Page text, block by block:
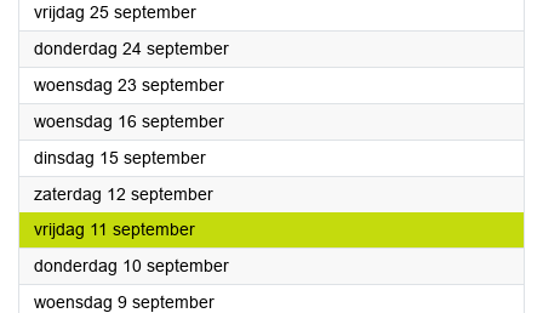
vrijdag 25 september2026
donderdag 24 september2026
woensdag 23 september2026
woensdag 16 september2026
dinsdag 15 september2026
zaterdag 12 september2026
vrijdag 11 september2026
donderdag 10 september2026
woensdag 9 september2026